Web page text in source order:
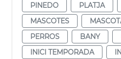
PINEDO
PLATJA
MASCOTES
PERROS
BANY
INICI TEMPORADA